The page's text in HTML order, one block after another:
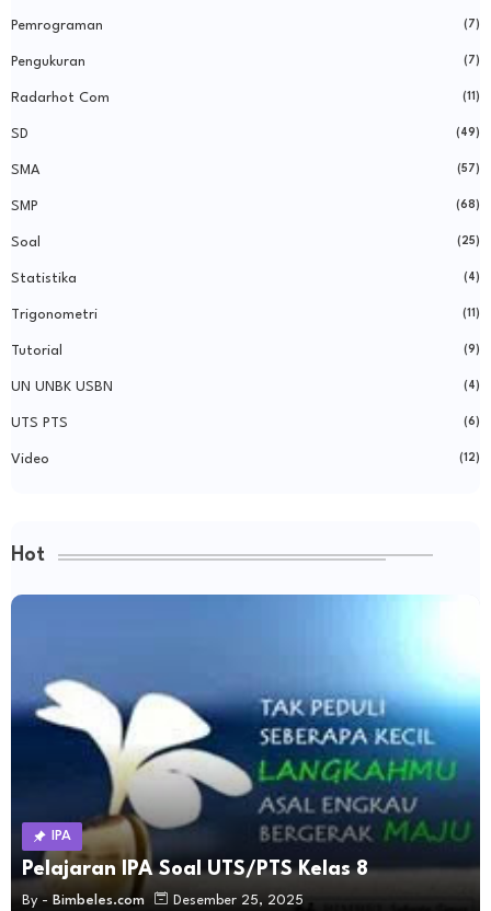
Pemrograman (7)
Pengukuran (7)
Radarhot Com (11)
SD (49)
SMA (57)
SMP (68)
Soal (25)
Statistika (4)
Trigonometri (11)
Tutorial (9)
UN UNBK USBN (4)
UTS PTS (6)
Video (12)
Hot
IPA
Pelajaran IPA Soal UTS/PTS Kelas 8
By - Bimbeles.com Desember 25, 2025